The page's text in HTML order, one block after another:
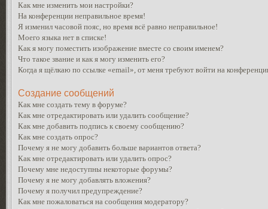
Как мне изменить мои настройки?
На конференции неправильное время!
Я изменил часовой пояс, но время всё равно неправильное!
Моего языка нет в списке!
Как я могу поместить изображение вместе со своим именем?
Что такое звание и как я могу изменить его?
Когда я щёлкаю по ссылке «email», от меня требуют войти на
Создание сообщений
Как мне создать тему в форуме?
Как мне отредактировать или удалить сообщение?
Как мне добавить подпись к своему сообщению?
Как мне создать опрос?
Почему я не могу добавить больше вариантов ответа?
Как мне отредактировать или удалить опрос?
Почему мне недоступны некоторые форумы?
Почему я не могу добавлять вложения?
Почему я получил предупреждение?
Как мне пожаловаться на сообщения модератору?